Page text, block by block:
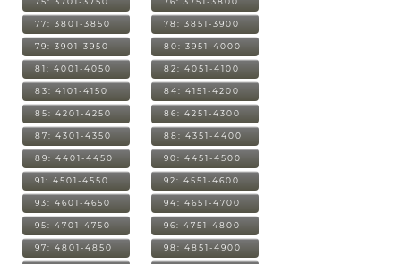
77: 3801-3850 78: 3851-3900
79: 3901-3950 80: 3951-4000
81: 4001-4050 82: 4051-4100
83: 4101-4150 84: 4151-4200
85: 4201-4250 86: 4251-4300
87: 4301-4350 88: 4351-4400
89: 4401-4450 90: 4451-4500
91: 4501-4550 92: 4551-4600
93: 4601-4650 94: 4651-4700
95: 4701-4750 96: 4751-4800
97: 4801-4850 98: 4851-4900